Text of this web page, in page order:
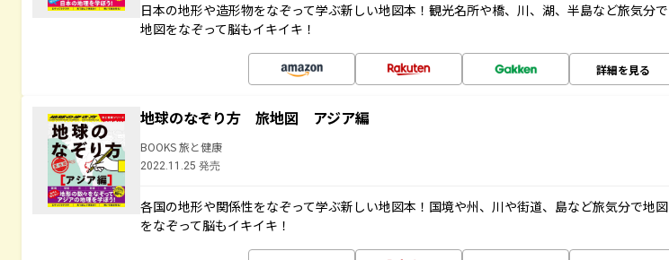
日本の地形や造形物をなぞって学ぶ新しい地図本！観光名所や橋、川、湖、半島など旅気分で
地図をなぞって脳もイキイキ！
詳細を見る
地球のなぞり方 旅地図 アジア編
BOOKS 旅と健康
2022.11.25 発売
各国の地形や関係性をなぞって学ぶ新しい地図本！国境や州、川や街道、島など旅気分で地図
をなぞって脳もイキイキ！